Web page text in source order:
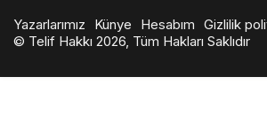
Yazarlarımız Künye Hesabım Gizlilik
© Telif Hakkı 2026, Tüm Hakları Saklıdır